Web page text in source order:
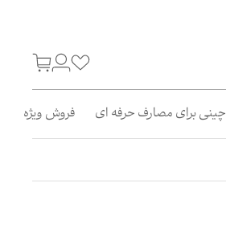
چینی برای مصارف حرفه ای فروش ویژه